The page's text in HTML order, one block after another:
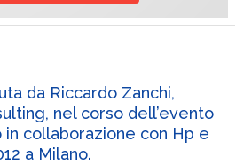
da Riccardo Zanchi,
nel corso dell’evento
collaborazione con Hp e
a Milano.